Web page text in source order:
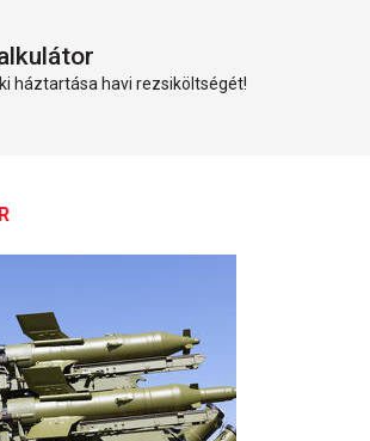
háztartása havi rezsiköltségét!